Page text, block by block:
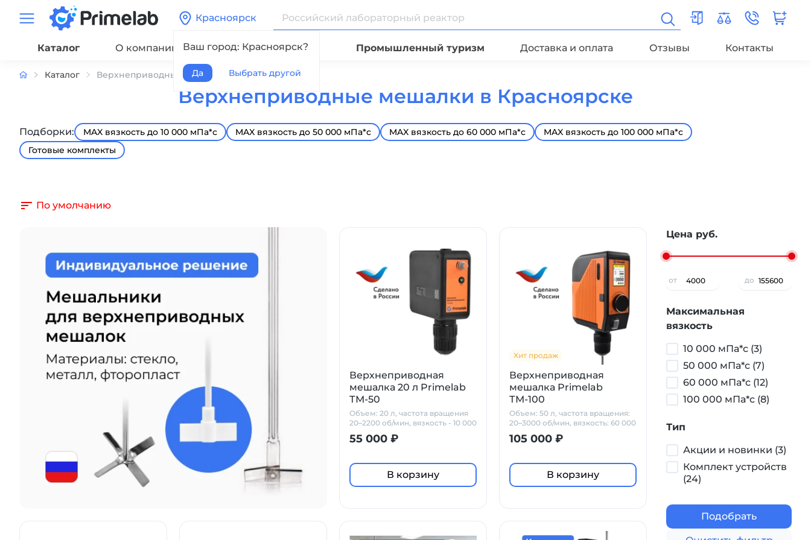
Красноярск
Ваш город: Красноярск?
Да Выбрать другой
Каталог О компании Сервис Видео Промышленный туризм Доставка и оплата Отзывы Контакты
Каталог Верхнеприводные мешалки
Верхнеприводные мешалки в Красноярске
Подборки: MAX вязкость до 10 000 мПа*с MAX вязкость до 50 000 мПа*с MAX вязкость до 60 000 мПа*с
MAX вязкость до 100 000 мПа*с
Готовые комплекты
По умолчанию
Верхнеприводная
мешалка 20 л Primelab
ТМ-50
Объем: 20 л, частота вращения
20–2200 об/мин, вязкость - 10 000
мПа*с
55 000 ₽
В корзину
Хит продаж
Верхнеприводная
мешалка Primelab
ТМ-100
Объем: 50 л, частота вращения:
20–3000 об/мин, вязкость: 60 000
мПа*с
105 000 ₽
В корзину
Цена руб.
от до
Максимальная
вязкость
10 000 мПа*с (3)
50 000 мПа*с (7)
60 000 мПа*с (12)
100 000 мПа*с (8)
Тип
Акции и новинки (3)
Комплект устройств
(24)
Подобрать